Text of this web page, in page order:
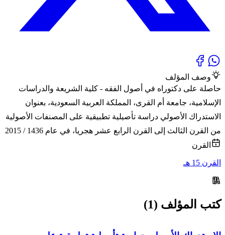
وصف المؤلف
حاصلة على دكتوراه في أصول الفقه - كلية الشريعة والدراسات
الإسلامية، جامعة أم القرى، المملكة العربية السعودية، بعنوان
الاستدراك الأصولي دراسة تأصيلية تطبيقية على المصنفات الأصولية
من القرن الثالث إلى القرن الرابع عشر هجريا، في عام 1436 / 2015
القرن
القرن 15 هـ
كتب المؤلف (1)